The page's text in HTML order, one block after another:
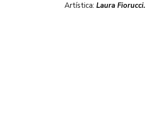
Artística: Laura Fiorucci.